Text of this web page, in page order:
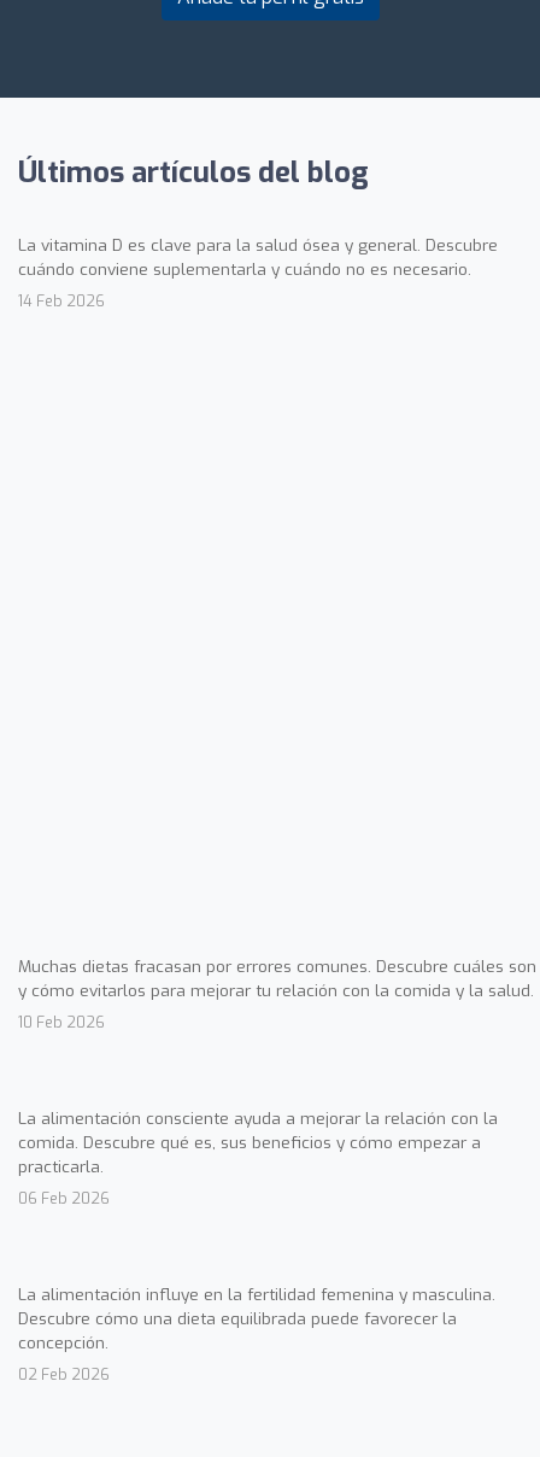
Últimos artículos del blog
La vitamina D es clave para la salud ósea y general. Descubre
cuándo conviene suplementarla y cuándo no es necesario.
14 Feb 2026
Muchas dietas fracasan por errores comunes. Descubre cuáles son
y cómo evitarlos para mejorar tu relación con la comida y la salud.
10 Feb 2026
La alimentación consciente ayuda a mejorar la relación con la
comida. Descubre qué es, sus beneficios y cómo empezar a
practicarla.
06 Feb 2026
La alimentación influye en la fertilidad femenina y masculina.
Descubre cómo una dieta equilibrada puede favorecer la
concepción.
02 Feb 2026